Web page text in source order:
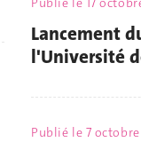
Lancement
l'Université
Publié le 7